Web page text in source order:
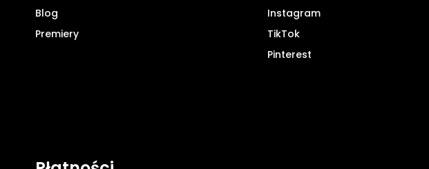
Blog
Premiery
Instagram
TikTok
Pinterest